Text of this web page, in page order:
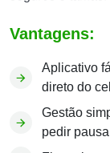
Vantagens:
Aplicativo
direto do
Gestão
pedir